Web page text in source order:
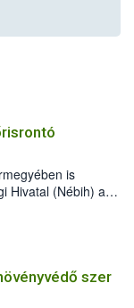
is
Hivatal (Nébih) a
jelenlétét. A
de már fertőzött
a szlovák
érdekében.
szer